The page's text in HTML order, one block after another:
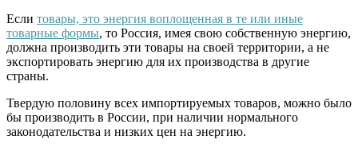
Если товары, это энергия воплощенная в те или иные
товарные формы, то Россия, имея свою собственную энергию,
должна производить эти товары на своей территории, а не
экспортировать энергию для их производства в другие
страны.
Твердую половину всех импортируемых товаров, можно было
бы производить в России, при наличии нормального
законодательства и низких цен на энергию.